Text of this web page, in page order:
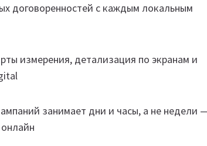
договоренностей с каждым локальным
измерения, детализация по экранам и
занимает дни и часы, а не недели